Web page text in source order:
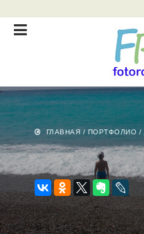
ГЛАВНАЯ/ПОРТФОЛИО/